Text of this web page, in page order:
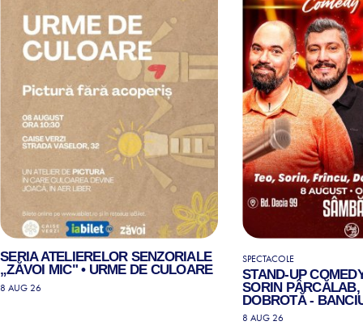
SERIA ATELIERELOR SENZORIALE
„ZĂVOI MIC" • URME DE CULOARE
8 AUG 26
SPECTACOLE
STAND-UP
SORIN PÂRCĂLAB,
DOBROTĂ -
8 AUG 26